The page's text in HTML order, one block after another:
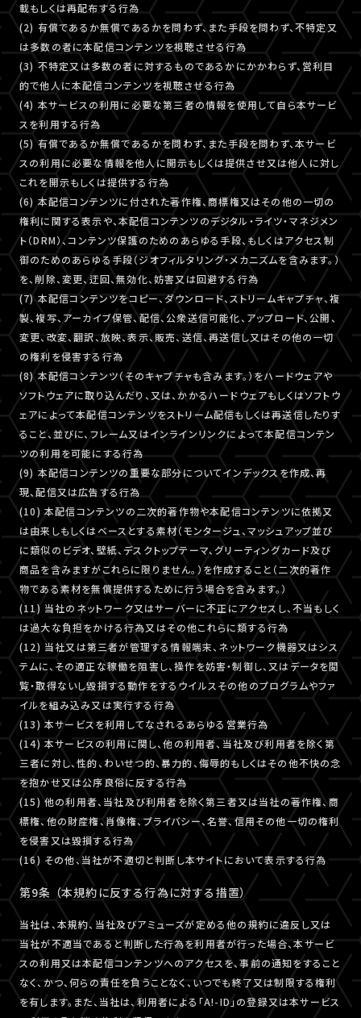
載もしくは再配布する行為
(2) 有償であるか無償であるかを問わず、また手段を問わず、不特定又
は多数の者に本配信コンテンツを視聴させる行為
(3) 不特定又は多数の者に対するものであるかにかかわらず、営利目
的で他人に本配信コンテンツを視聴させる行為
(4) 本サービスの利用に必要な第三者の情報を使用して自ら本サービ
スを利用する行為
(5) 有償であるか無償であるかを問わず、また手段を問わず、本サービ
スの利用に必要な情報を他人に開示もしくは提供させ又は他人に対し
これを開示もしくは提供する行為
(6) 本配信コンテンツに付された著作権、商標権又はその他の一切の
権利に関する表示や、本配信コンテンツのデジタル・ライツ・マネジメン
ト（DRM）、コンテンツ保護のためのあらゆる手段、もしくはアクセス制
御のためのあらゆる手段（ジオフィルタリング・メカニズムを含みます。）
を、削除、変更、迂回、無効化、妨害又は回避する行為
(7) 本配信コンテンツをコピー、ダウンロード、ストリームキャプチャ、複
製、複写、アーカイブ保管、配信、公衆送信可能化、アップロード、公開、
変更、改変、翻訳、放映、表示、販売、送信、再送信し又はその他の一切
の権利を侵害する行為
(8) 本配信コンテンツ（そのキャプチャも含みます。）をハードウェアや
ソフトウェアに取り込んだり、又は、かかるハードウェアもしくはソフトウ
ェアによって本配信コンテンツをストリーム配信もしくは再送信したりす
ること、並びに、フレーム又はインラインリンクによって本配信コンテン
ツの利用を可能にする行為
(9) 本配信コンテンツの重要な部分についてインデックスを作成、再
現、配信又は広告する行為
(10) 本配信コンテンツの二次的著作物や本配信コンテンツに依拠又
は由来しもしくはベースとする素材（モンタージュ、マッシュアップ並び
に類似のビデオ、壁紙、デスクトップテーマ、グリーティングカード及び
商品を含みますがこれらに限りません。）を作成すること（二次的著作
物である素材を無償提供するために行う場合を含みます。）
(11) 当社のネットワーク又はサーバーに不正にアクセスし、不当もしく
は過大な負担をかける行為又はその他これらに類する行為
(12) 当社又は第三者が管理する情報端末、ネットワーク機器又はシス
テムに、その適正な稼働を阻害し、操作を妨害・制御し、又はデータを閲
覧・取得ないし毀損する動作をするウイルスその他のプログラムやファ
イルを組み込み又は実行する行為
(13) 本サービスを利用してなされるあらゆる営業行為
(14) 本サービスの利用に関し、他の利用者、当社及び利用者を除く第
三者に対し、性的、わいせつ的、暴力的、侮辱的もしくはその他不快の念
を抱かせ又は公序良俗に反する行為
(15) 他の利用者、当社及び利用者を除く第三者又は当社の著作権、商
標権、他の財産権、肖像権、プライバシー、名誉、信用その他一切の権利
を侵害又は毀損する行為
(16) その他、当社が不適切と判断し本サイトにおいて表示する行為
第9条 （本規約に反する行為に対する措置）
当社は、本規約、当社及びアミューズが定める他の規約に違反し又は
当社が不適当であると判断した行為を利用者が行った場合、本サービ
スの利用又は本配信コンテンツへのアクセスを、事前の通知をすること
なく、かつ、何らの責任を負うことなく、いつでも終了又は制限する権利
を有します。また、当社は、利用者による「A!-ID」の登録又は本サービス